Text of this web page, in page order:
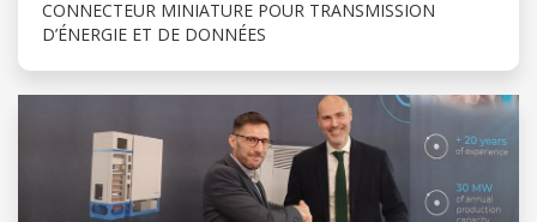
CONNECTEUR MINIATURE POUR TRANSMISSION
D’ÉNERGIE ET DE DONNÉES